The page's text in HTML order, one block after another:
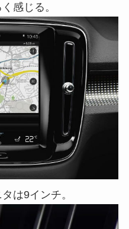
感じる。
は9インチ。